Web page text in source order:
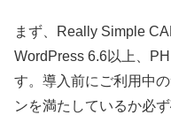
まず、Really Simple
WordPress 6.6以上、
す。導入前にご利用中
ンを満たしているか必